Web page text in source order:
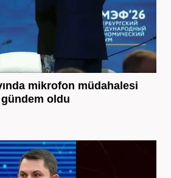
mikrofon müdahalesi
oldu